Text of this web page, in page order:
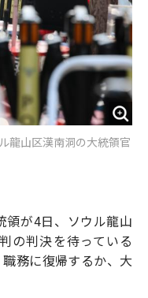
龍山区漢南洞の大統領官
領が4日、ソウル龍山
の判決を待っている
務に復帰するか、大